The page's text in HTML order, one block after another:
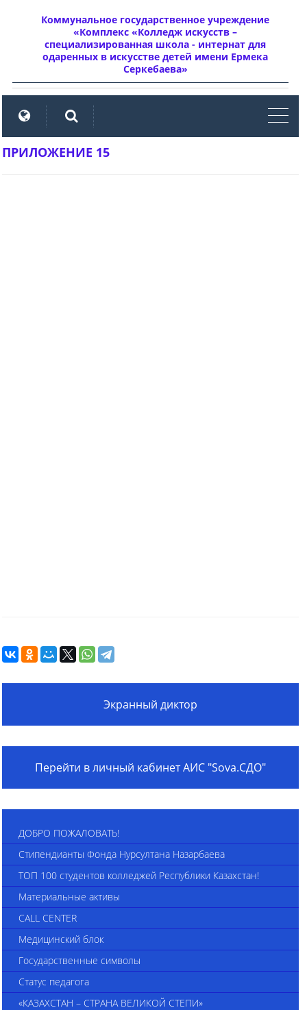
Коммунальное государственное учреждение
«Комплекс «Колледж искусств –
специализированная школа - интернат для
одаренных в искусстве детей имени Ермека
Серкебаева»
ПРИЛОЖЕНИЕ 15
Экранный диктор
Перейти в личный кабинет АИС "Sova.СДО"
ДОБРО ПОЖАЛОВАТЬ!
Стипендианты Фонда Нурсултана Назарбаева
ТОП 100 студентов колледжей Республики Казахстан!
Материальные активы
CALL CENTER
Медицинский блок
Государственные символы
Статус педагога
«КАЗАХСТАН – СТРАНА ВЕЛИКОЙ СТЕПИ»